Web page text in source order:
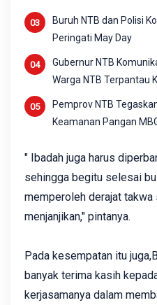
Buruh NTB dan Polisi
Peringati May Day
Gubernur NTB
Warga NTB Terpantau
Pemprov NTB
Keamanan Pangan
" Ibadah juga harus
sehingga begitu selesai
memperoleh derajat
menjanjikan," pintanya.
Pada kesempatan itu
‎banyak terima kasih
kerjasamanya dalam